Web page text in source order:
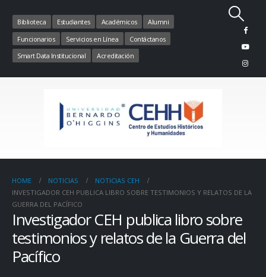
Biblioteca Estudiantes Académicos
Alumni
Funcionarios
Servicios en Línea
Contáctanos
Smart Data Institucional
Acreditación
HOME NOTICIAS
NOTICIAS CEH
INVESTIGADOR CEH PUBLICA LIBRO SOBRE TESTIMONIOS Y RELATOS DE LA
GUERRA DEL PACÍFICO
Investigador CEH publica libro sobre
testimonios y relatos de la Guerra del
Pacífico